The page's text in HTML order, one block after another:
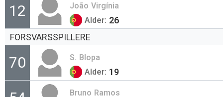
12 João Virgínia
Alder: 26
FORSVARSSPILLERE
70 S. Blopa
Alder: 19
Bruno Ramos